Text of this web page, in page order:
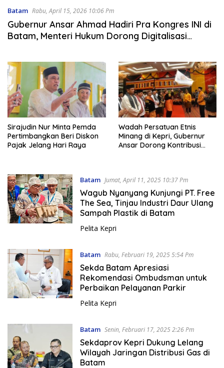
Batam Rabu, April 15, 2026 10:06 Pm
Gubernur Ansar Ahmad Hadiri Pra Kongres INI di
Batam, Menteri Hukum Dorong Digitalisasi
Sirajudin Nur Minta Pemda
Pertimbangkan Beri Diskon
Pajak Jelang Hari Raya
Wadah Persatuan Etnis
Minang di Kepri, Gubernur
Ansar Dorong Kontribusi
Batam Jumat, April 11, 2025 10:37 Pm
Wagub Nyanyang Kunjungi PT. Free
The Sea, Tinjau Industri Daur Ulang
Sampah Plastik di Batam
Pelita Kepri
Batam Rabu, Februari 19, 2025 5:54 Pm
Sekda Batam Apresiasi
Rekomendasi Ombudsman untuk
Perbaikan Pelayanan Parkir
Pelita Kepri
Batam Senin, Februari 17, 2025 2:26 Pm
Sekdaprov Kepri Dukung Lelang
Wilayah Jaringan Distribusi Gas di
Batam